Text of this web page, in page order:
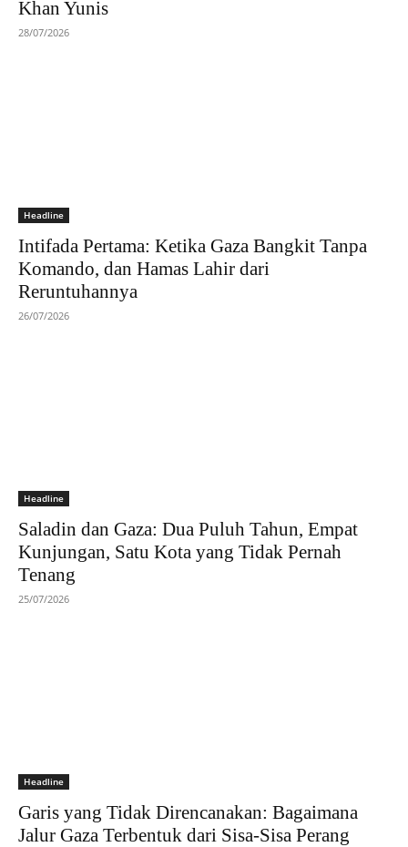
Khan Yunis
28/07/2026
Headline
Intifada Pertama: Ketika Gaza Bangkit Tanpa
Komando, dan Hamas Lahir dari
Reruntuhannya
26/07/2026
Headline
Saladin dan Gaza: Dua Puluh Tahun, Empat
Kunjungan, Satu Kota yang Tidak Pernah
Tenang
25/07/2026
Headline
Garis yang Tidak Direncanakan: Bagaimana
Jalur Gaza Terbentuk dari Sisa-Sisa Perang